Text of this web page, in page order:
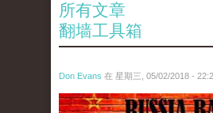
所有文章
翻墙工具箱
Don Evans 在 星期三, 05/02/2018 -
tou_.jpeg